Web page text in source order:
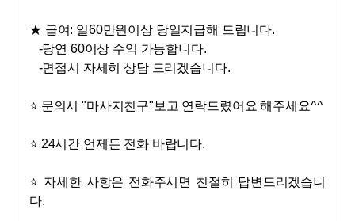
★ 급여: 일60만원이상 당일지급해 드립니다.
-당연 60이상 수익 가능합니다.
-면접시 자세히 상담 드리겠습니다.
⭐ 문의시 "마사지친구"보고 연락드렸어요 해주세요^^
⭐ 24시간 언제든 전화 바랍니다.
⭐ 자세한 사항은 전화주시면 친절히 답변드리겠습니
다.